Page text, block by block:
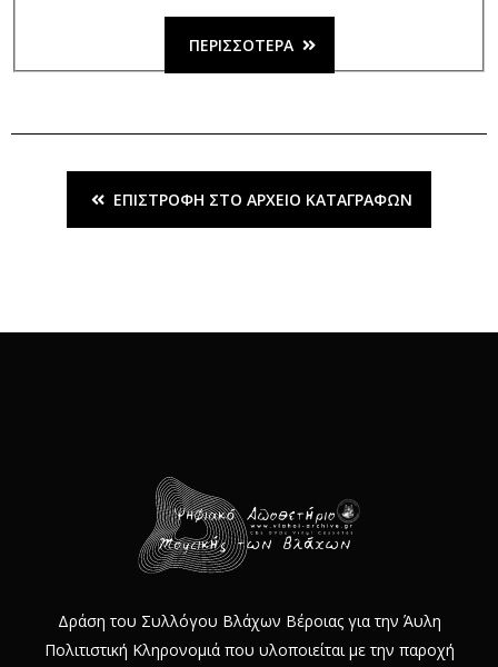
ΠΕΡΙΣΣΌΤΕΡΑ
ΕΠΙΣΤΡΟΦΉ ΣΤΟ ΑΡΧΕΊΟ ΚΑΤΑΓΡΑΦΏΝ
Δράση του Συλλόγου Βλάχων Βέροιας για την Άυλη
Πολιτιστική Κληρονομιά που υλοποιείται με την παροχή